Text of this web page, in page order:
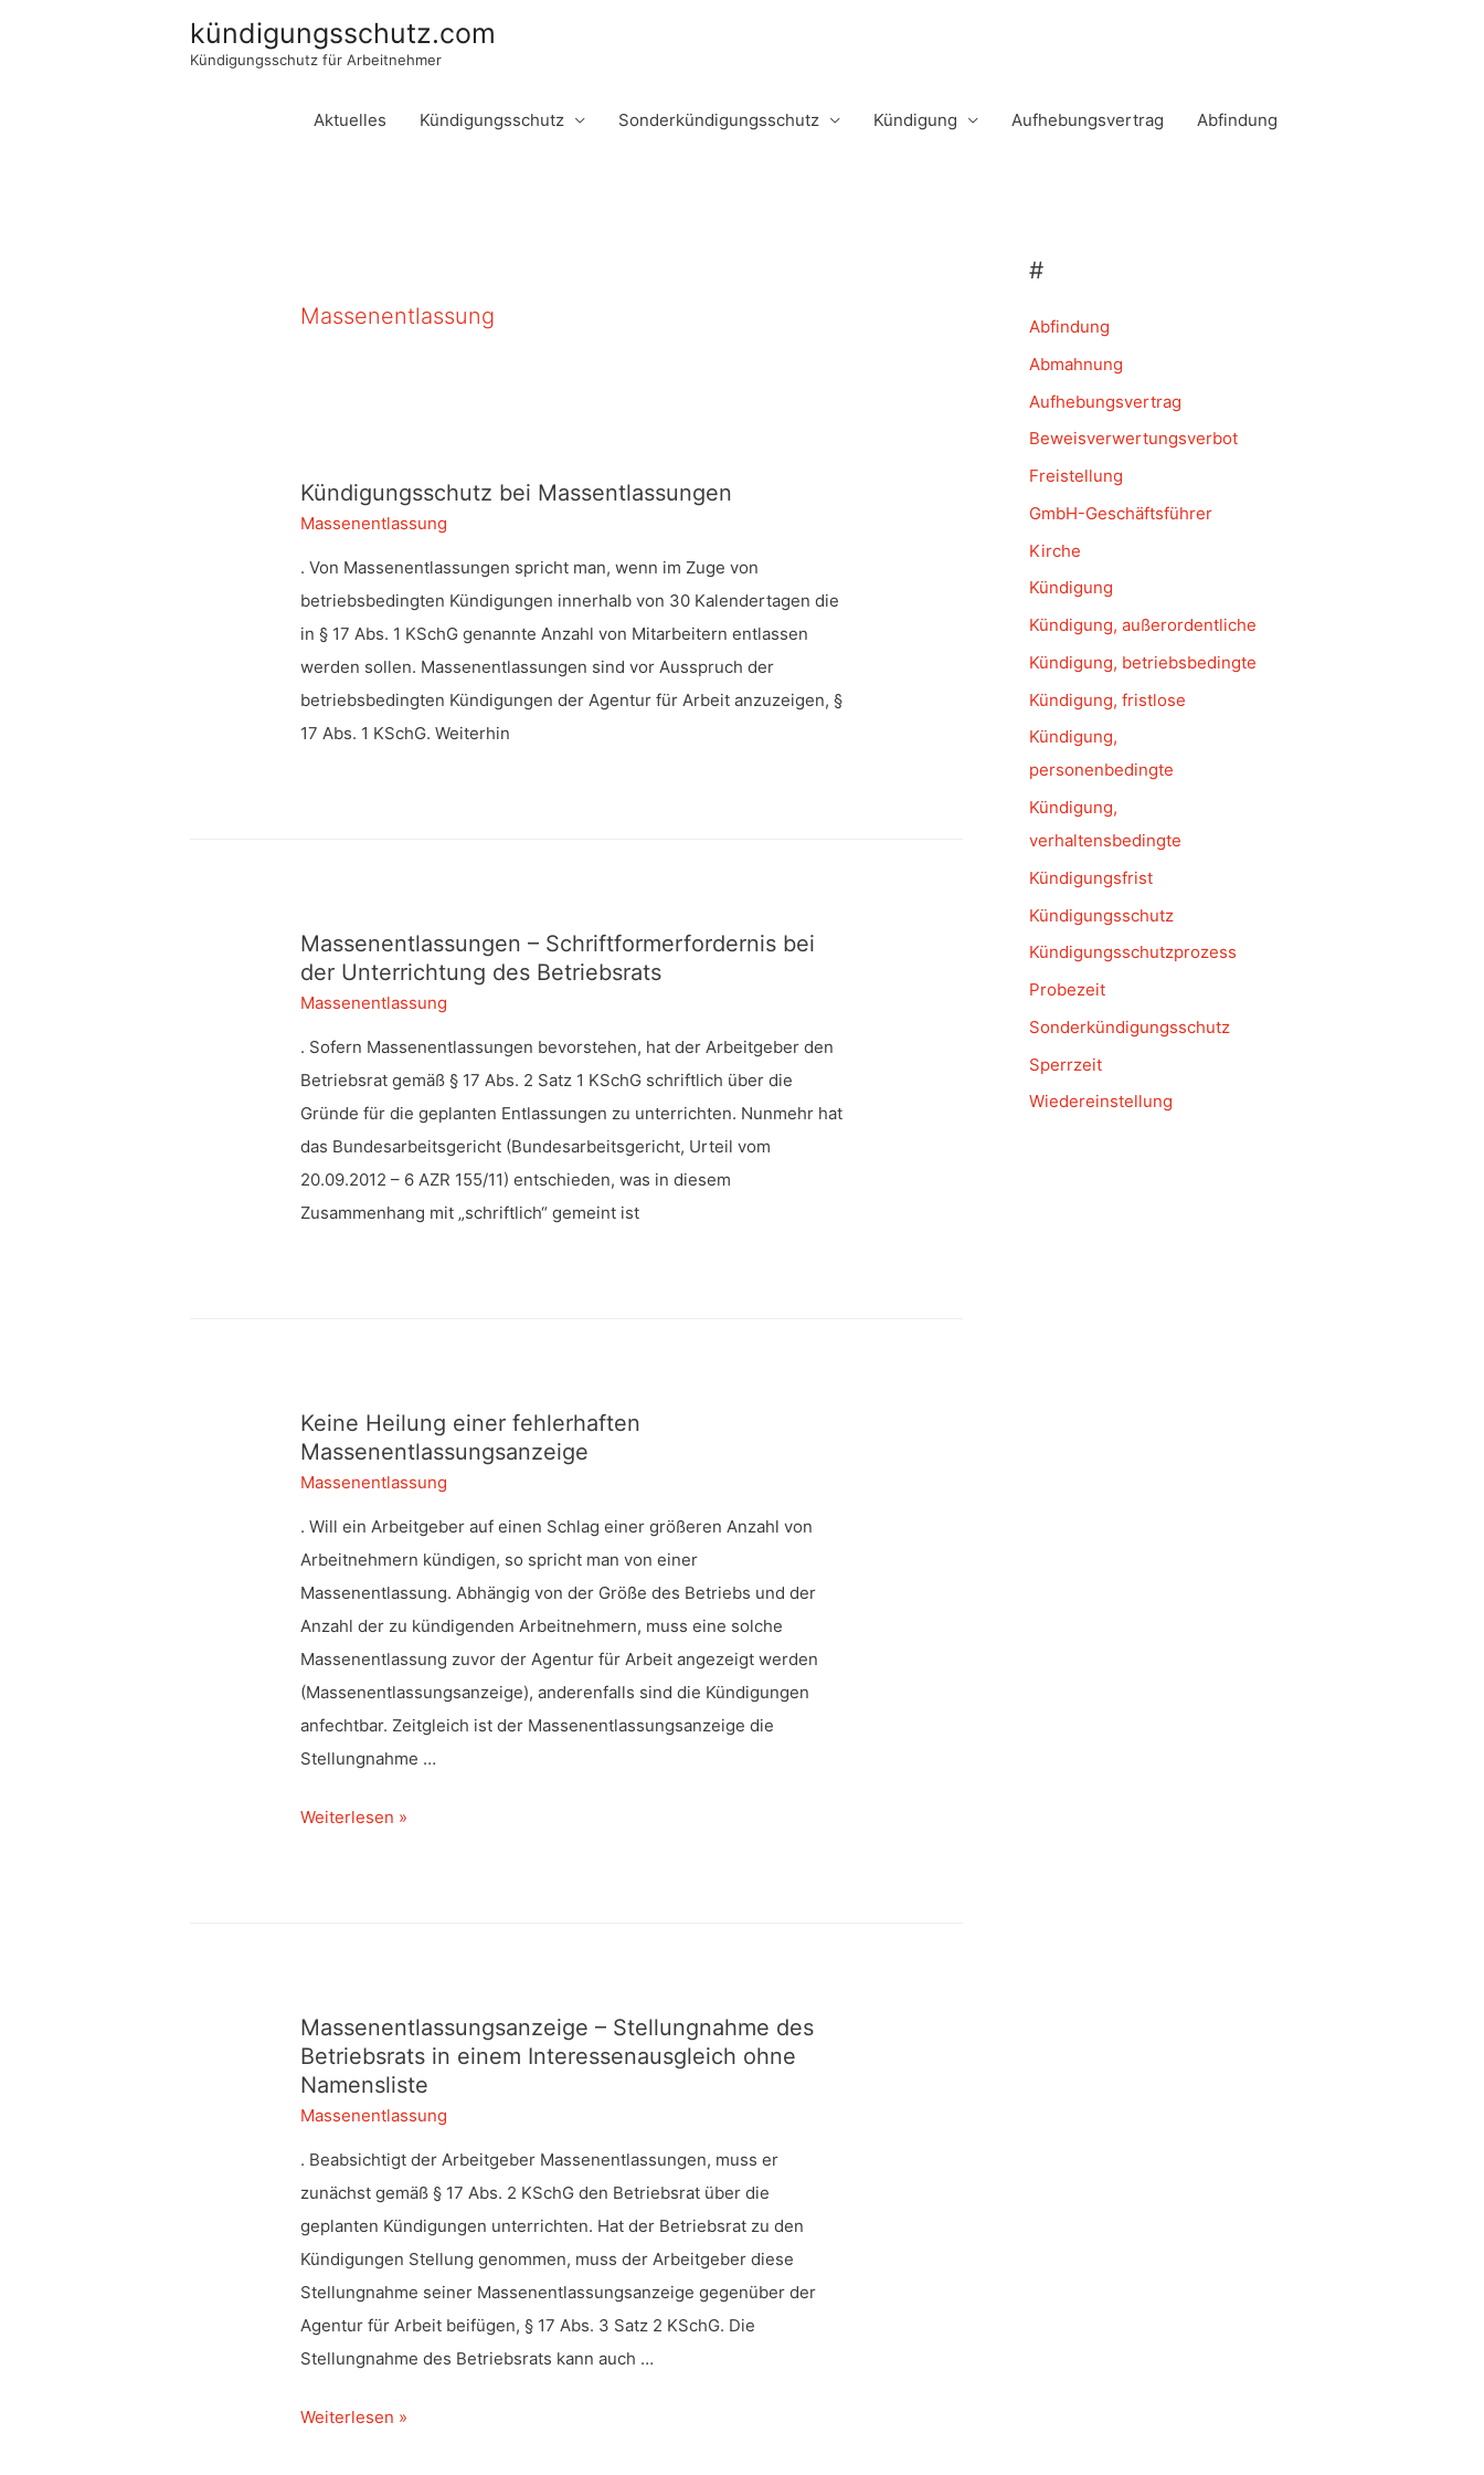
kündigungsschutz.com
Kündigungsschutz für Arbeitnehmer
Aktuelles Kündigungsschutz Sonderkündigungsschutz Kündigung Aufhebungsvertrag Abfindung
Massenentlassung
Kündigungsschutz bei Massentlassungen
Massenentlassung
. Von Massenentlassungen spricht man, wenn im Zuge von
betriebsbedingten Kündigungen innerhalb von 30 Kalendertagen die
in § 17 Abs. 1 KSchG genannte Anzahl von Mitarbeitern entlassen
werden sollen. Massenentlassungen sind vor Ausspruch der
betriebsbedingten Kündigungen der Agentur für Arbeit anzuzeigen, §
17 Abs. 1 KSchG. Weiterhin
Massenentlassungen – Schriftformerfordernis bei
der Unterrichtung des Betriebsrats
Massenentlassung
. Sofern Massenentlassungen bevorstehen, hat der Arbeitgeber den
Betriebsrat gemäß § 17 Abs. 2 Satz 1 KSchG schriftlich über die
Gründe für die geplanten Entlassungen zu unterrichten. Nunmehr hat
das Bundesarbeitsgericht (Bundesarbeitsgericht, Urteil vom
20.09.2012 – 6 AZR 155/11) entschieden, was in diesem
Zusammenhang mit „schriftlich“ gemeint ist
Keine Heilung einer fehlerhaften
Massenentlassungsanzeige
Massenentlassung
. Will ein Arbeitgeber auf einen Schlag einer größeren Anzahl von
Arbeitnehmern kündigen, so spricht man von einer
Massenentlassung. Abhängig von der Größe des Betriebs und der
Anzahl der zu kündigenden Arbeitnehmern, muss eine solche
Massenentlassung zuvor der Agentur für Arbeit angezeigt werden
(Massenentlassungsanzeige), anderenfalls sind die Kündigungen
anfechtbar. Zeitgleich ist der Massenentlassungsanzeige die
Stellungnahme …
Keine
Weiterlesen »
Massenentlassungsanzeige – Stellungnahme des
Betriebsrats in einem Interessenausgleich ohne
Namensliste
Massenentlassung
. Beabsichtigt der Arbeitgeber Massenentlassungen, muss er
zunächst gemäß § 17 Abs. 2 KSchG den Betriebsrat über die
geplanten Kündigungen unterrichten. Hat der Betriebsrat zu den
Kündigungen Stellung genommen, muss der Arbeitgeber diese
Stellungnahme seiner Massenentlassungsanzeige gegenüber der
Agentur für Arbeit beifügen, § 17 Abs. 3 Satz 2 KSchG. Die
Stellungnahme des Betriebsrats kann auch …
Massenentlassungsanzeige
Weiterlesen »
#
Abfindung
Abmahnung
Aufhebungsvertrag
Beweisverwertungsverbot
Freistellung
GmbH-Geschäftsführer
Kirche
Kündigung
Kündigung, außerordentliche
Kündigung, betriebsbedingte
Kündigung, fristlose
Kündigung,
personenbedingte
Kündigung,
verhaltensbedingte
Kündigungsfrist
Kündigungsschutz
Kündigungsschutzprozess
Probezeit
Sonderkündigungsschutz
Sperrzeit
Wiedereinstellung